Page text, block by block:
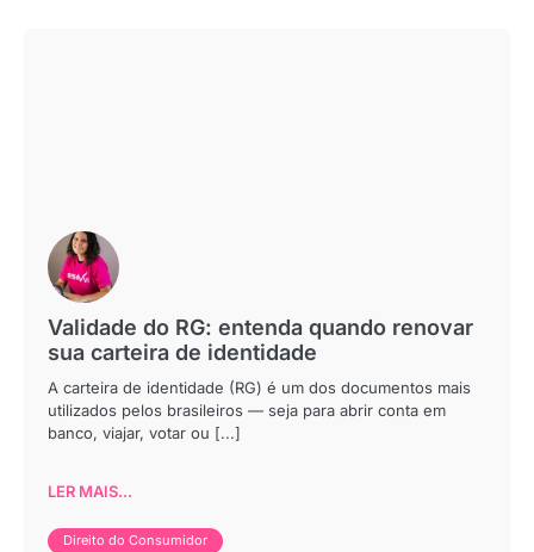
Validade do RG: entenda quando renovar
sua carteira de identidade
A carteira de identidade (RG) é um dos documentos mais
utilizados pelos brasileiros — seja para abrir conta em
banco, viajar, votar ou [...]
LER MAIS...
Direito do Consumidor